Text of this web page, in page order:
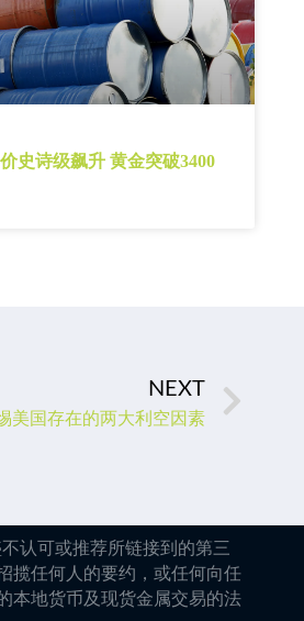
史诗级飙升 黄金突破3400
NEXT
美国存在的两大利空因素
认可或推荐所链接到的第三
揽任何人的要约，或任何向任
本地货币及现货金属交易的法